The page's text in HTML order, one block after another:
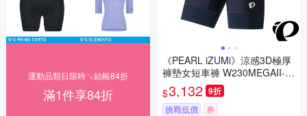
運動品類日限時↘結帳84折
滿1件享84折
《PEARL iZUMi》涼感3D極厚
褲墊女短車褲 W230MEGAII-1
黑 抗UV Coldshade 日本製/初
學者/長途/自行車/運動
$3,132 9折
挑戰低價 券